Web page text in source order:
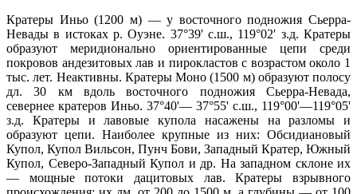
Кратеры Иньо (1200 м) — у восточного подножия Сьерра-
Невады в истоках р. Оуэне. 37°39' с.ш., 119°02' з.д. Кратеры
образуют меридионально ориентированные цепи среди
покровов андезитовых лав и пирокластов с возрастом около 1
тыс. лет. Неактивны. Кратеры Моно (1500 м) образуют полосу
дл. 30 км вдоль восточного подножия Сьерра-Невада,
севернее кратеров Иньо. 37°40'— 37°55' с.ш., 119°00'—119°05'
з.д. Кратеры и лавовые купола насажены на разломы и
образуют цепи. Наиболее крупные из них: Обсидиановый
Купол, Купол Вильсон, Пунч Бови, Западный Кратер, Южный
Купол, Северо-Западный Купол и др. На западном склоне их
— мощные потоки дацитовых лав. Кратеры взрывного